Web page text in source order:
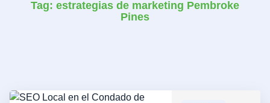
Tag: estrategias de marketing Pembroke
Pines